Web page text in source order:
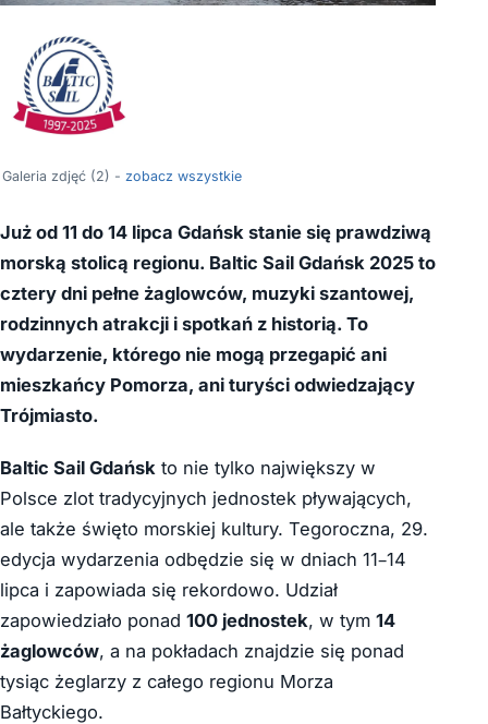
Galeria zdjęć (2) - zobacz wszystkie
Już od 11 do 14 lipca Gdańsk stanie się prawdziwą
morską stolicą regionu. Baltic Sail Gdańsk 2025 to
cztery dni pełne żaglowców, muzyki szantowej,
rodzinnych atrakcji i spotkań z historią. To
wydarzenie, którego nie mogą przegapić ani
mieszkańcy Pomorza, ani turyści odwiedzający
Trójmiasto.
Baltic Sail Gdańsk to nie tylko największy w
Polsce zlot tradycyjnych jednostek pływających,
ale także święto morskiej kultury. Tegoroczna, 29.
edycja wydarzenia odbędzie się w dniach 11–14
lipca i zapowiada się rekordowo. Udział
zapowiedziało ponad 100 jednostek, w tym 14
żaglowców, a na pokładach znajdzie się ponad
tysiąc żeglarzy z całego regionu Morza
Bałtyckiego.